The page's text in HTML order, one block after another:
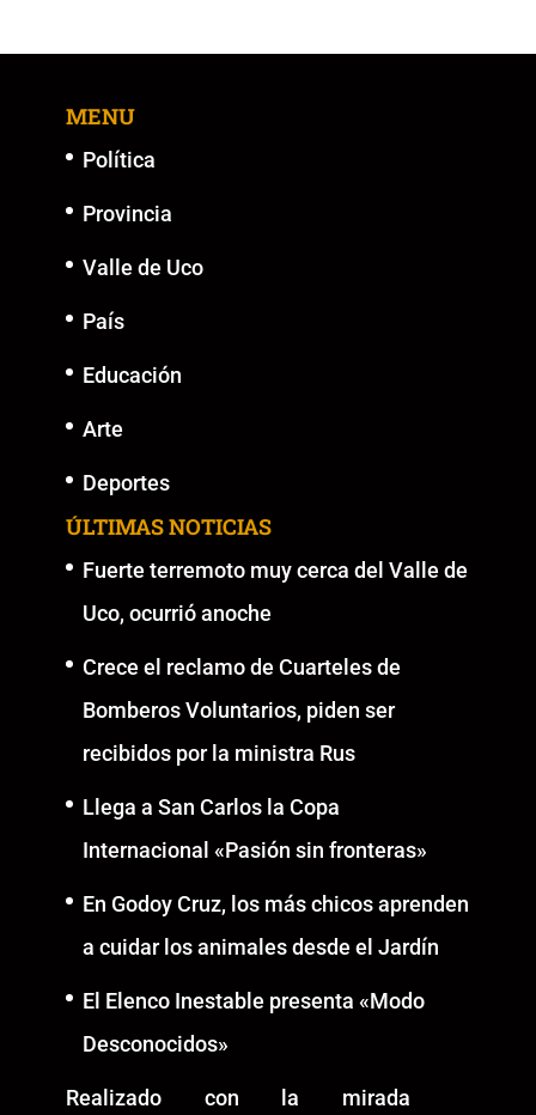
b
o
k
A Li n
MENU
Política
Provincia
Valle de Uco
País
Educación
Arte
Deportes
ÚLTIMAS NOTICIAS
Fuerte terremoto muy cerca del Valle de
Uco, ocurrió anoche
Crece el reclamo de Cuarteles de
Bomberos Voluntarios, piden ser
recibidos por la ministra Rus
Llega a San Carlos la Copa
Internacional «Pasión sin fronteras»
En Godoy Cruz, los más chicos aprenden
a cuidar los animales desde el Jardín
El Elenco Inestable presenta «Modo
Desconocidos»
Realizado con la mirada